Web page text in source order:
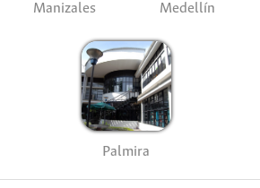
Manizales Medellín
Palmira